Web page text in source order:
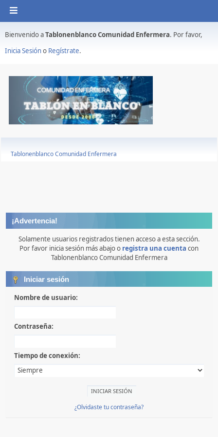
Bienvenido aTablonenblanco Comunidad Enfermera. Por favor,
Inicia Sesióno Regístrate.
Tablonenblanco Comunidad Enfermera
¡Advertencia!
Solamente usuarios registrados tienen acceso a esta sección.
Por favor inicia sesión más abajo o registra una cuenta con
Tablonenblanco Comunidad Enfermera
Iniciar sesión
Nombre de usuario:
Contraseña:
Tiempo de conexión:
¿Olvidaste tu contraseña?